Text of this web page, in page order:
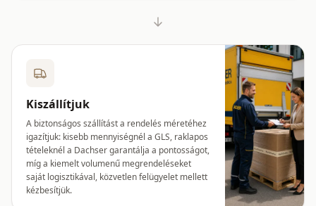
Kiszállítjuk
A biztonságos szállítást a rendelés méretéhez
igazítjuk: kisebb mennyiségnél a GLS, raklapos
tételeknél a Dachser garantálja a pontosságot,
míg a kiemelt volumenű megrendeléseket
saját logisztikával, közvetlen felügyelet mellett
kézbesítjük.